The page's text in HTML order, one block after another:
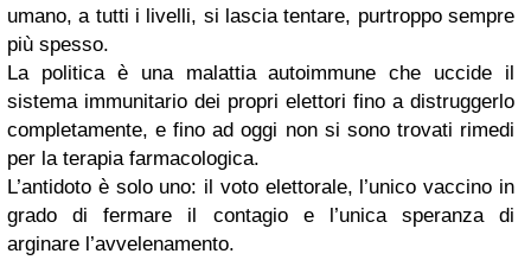
umano, a tutti i livelli, si lascia tentare, purtroppo sempre
più spesso.
La politica è una malattia autoimmune che uccide il
sistema immunitario dei propri elettori fino a distruggerlo
completamente, e fino ad oggi non si sono trovati rimedi
per la terapia farmacologica.
L’antidoto è solo uno: il voto elettorale, l’unico vaccino in
grado di fermare il contagio e l’unica speranza di
arginare l’avvelenamento.